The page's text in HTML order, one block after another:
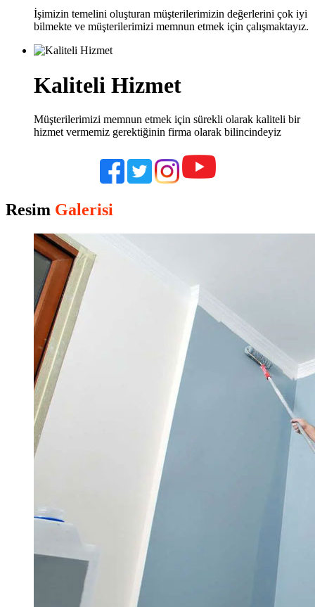
İşimizin temelini oluşturan müşterilerimizin değerlerini çok iyi
bilmekte ve müşterilerimizi memnun etmek için çalışmaktayız.
Kaliteli Hizmet
Müşterilerimizi memnun etmek için sürekli olarak kaliteli bir
hizmet vermemiz gerektiğinin firma olarak bilincindeyiz
Resim Galerisi